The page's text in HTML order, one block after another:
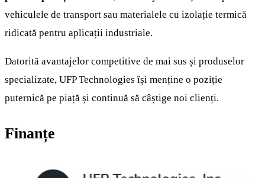
vehiculele de transport sau materialele cu izolație termică
ridicată pentru aplicații industriale.
Datorită avantajelor competitive de mai sus și produselor
specializate, UFP Technologies își menține o poziție
puternică pe piață și continuă să câștige noi clienți.
Finanțe